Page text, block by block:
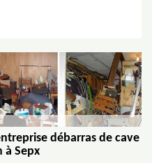
débarras de cave
à Sepx